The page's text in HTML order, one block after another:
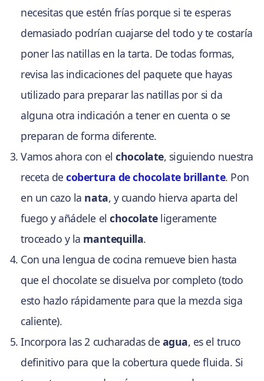
necesitas que estén frías porque si te esperas
demasiado podrían cuajarse del todo y te costaría
poner las natillas en la tarta. De todas formas,
revisa las indicaciones del paquete que hayas
utilizado para preparar las natillas por si da
alguna otra indicación a tener en cuenta o se
preparan de forma diferente.
Vamos ahora con elchocolate, siguiendo nuestra
receta decobertura de chocolate brillante. Pon
en un cazo la nata, y cuando hierva aparta del
fuego y añádele elchocolateligeramente
troceado y la mantequilla.
Con una lengua de cocina remueve bien hasta
que el chocolate se disuelva por completo (todo
esto hazlo rápidamente para que la mezcla siga
caliente).
Incorpora las 2 cucharadas de agua, es el truco
definitivo para que la cobertura quede fluida. Si